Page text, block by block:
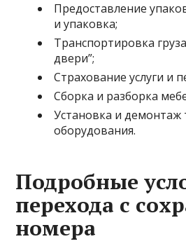
Предоставление
и упаковка;
Транспортировка
двери”;
Страхование услуги и
Сборка и разборка
Установка и демонтаж
оборудования.
Подробные
перехода с
номера